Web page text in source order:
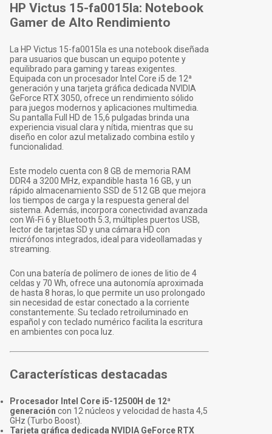
HP Victus 15-fa0015la: Notebook
Gamer de Alto Rendimiento
La HP Victus 15-fa0015la es una notebook diseñada
para usuarios que buscan un equipo potente y
equilibrado para gaming y tareas exigentes.
Equipada con un procesador Intel Core i5 de 12ª
generación y una tarjeta gráfica dedicada NVIDIA
GeForce RTX 3050, ofrece un rendimiento sólido
para juegos modernos y aplicaciones multimedia.
Su pantalla Full HD de 15,6 pulgadas brinda una
experiencia visual clara y nítida, mientras que su
diseño en color azul metalizado combina estilo y
funcionalidad.
Este modelo cuenta con 8 GB de memoria RAM
DDR4 a 3200 MHz, expandible hasta 16 GB, y un
rápido almacenamiento SSD de 512 GB que mejora
los tiempos de carga y la respuesta general del
sistema. Además, incorpora conectividad avanzada
con Wi-Fi 6 y Bluetooth 5.3, múltiples puertos USB,
lector de tarjetas SD y una cámara HD con
micrófonos integrados, ideal para videollamadas y
streaming.
Con una batería de polímero de iones de litio de 4
celdas y 70 Wh, ofrece una autonomía aproximada
de hasta 8 horas, lo que permite un uso prolongado
sin necesidad de estar conectado a la corriente
constantemente. Su teclado retroiluminado en
español y con teclado numérico facilita la escritura
en ambientes con poca luz.
Características destacadas
Procesador Intel Core i5-12500H de 12ª
generación con 12 núcleos y velocidad de hasta 4,5
GHz (Turbo Boost).
Tarjeta gráfica dedicada NVIDIA GeForce RTX